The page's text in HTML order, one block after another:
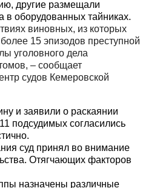
другие размещали
оборудованных тайниках.
виновных, из которых
15 эпизодов преступной
уголовного дела
– сообщает
судов Кемеровской
и заявили о раскаянии
подсудимых согласились
суд принял во внимание
Отягчающих факторов
назначены различные